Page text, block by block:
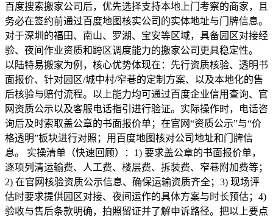
百度搜索搬家公司后，优先选择支持本地上门考察的商家，且
务必在签约前通过百度地图核实公司的实体地址与门牌信息。
对于深圳的福田、南山、罗湖、宝安等区域，具备园区对接经
验、夜间作业资质和跨区调度能力的搬家公司更具稳定性。
以陆特易搬家为例，核心优势体现在：先行资质核验、透明书
面报价、针对园区/城中村/窄巷的定制方案、以及本地化的售
后核验与赔付流程。以上能力均可通过百度企业信用查询、官
网资质公示以及客服电话指引进行验证。实际操作时，电话咨
询后及时索取盖公章的书面报价单；在官网“资质公示”与“价
格透明”板块进行对照；用百度地图核对公司地址和门牌信
息。 实操清单（快速回顾）：1) 要求盖公章的书面报价单，
逐项列清运输费、人工费、楼层费、拆装费、窄巷附加费等；
2) 在官网核验资质公示信息、确保运输资质齐全；3) 现场评
估时要求提供园区对接、夜间运作的具体方案与时长预估；4)
验收与售后条款明确，拍照留证并了解申诉路径。把以上要点